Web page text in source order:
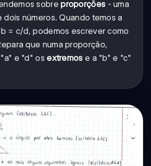
sobreproporções - uma
dois números. Quando temos a
= c/d, podemos escrever como
que numa proporção,
"a" e "d" osextremos e a "b" e "c"